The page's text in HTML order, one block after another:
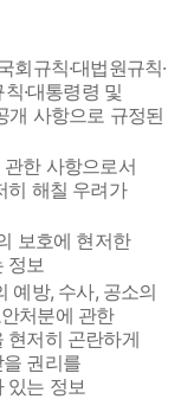
규칙·대법원규칙·
·대통령령 및
개 사항으로 규정된
관한 사항으로서
히 해칠 우려가
보호에 현저한
정보
예방, 수사, 공소의
처분에 관한
현저히 곤란하게
권리를
있는 정보